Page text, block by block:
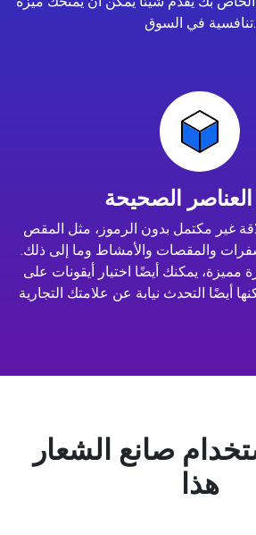
تنافسية في السوق.
العناصر الصحيحة
غير مكتمل بدون الرموز، مثل المقص
والمقصات والأمشاط وما إلى ذلك.
مميزة، يمكنك أيضًا اختيار أيقونات على
صانع الشعار
هذا